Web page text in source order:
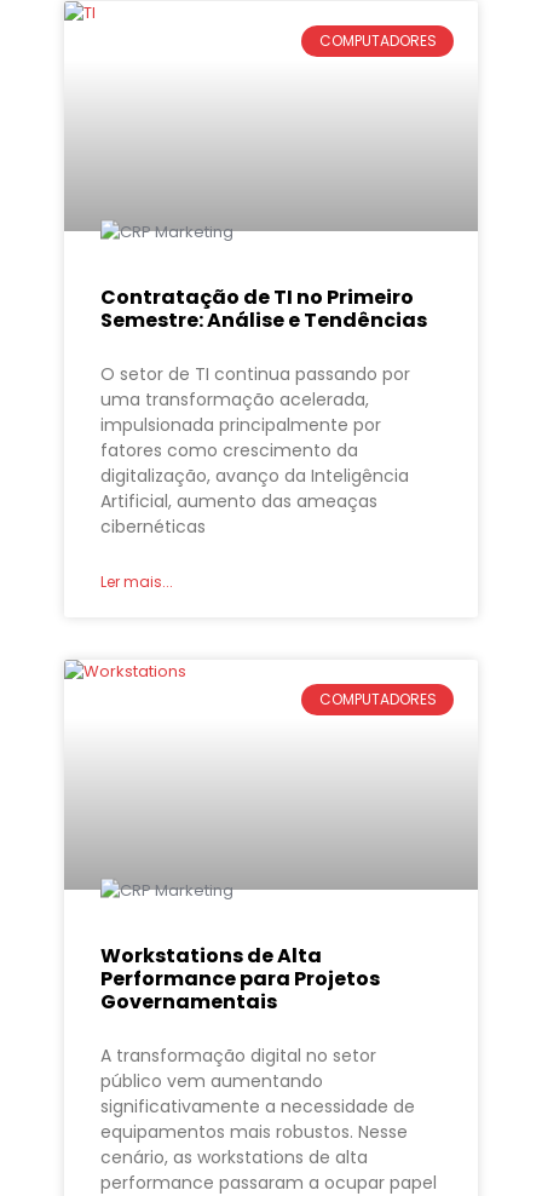
COMPUTADORES
Contratação de TI no Primeiro
Semestre: Análise e Tendências
O setor de TI continua passando por
uma transformação acelerada,
impulsionada principalmente por
fatores como crescimento da
digitalização, avanço da Inteligência
Artificial, aumento das ameaças
cibernéticas
Ler mais...
COMPUTADORES
Workstations de Alta
Performance para Projetos
Governamentais
A transformação digital no setor
público vem aumentando
significativamente a necessidade de
equipamentos mais robustos. Nesse
cenário, as workstations de alta
performance passaram a ocupar papel